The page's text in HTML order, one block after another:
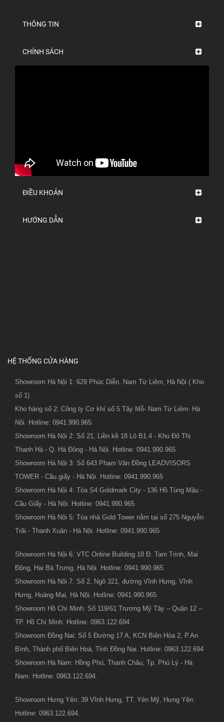
THÔNG TIN
CHÍNH SÁCH
ĐIỀU KHOẢN
HƯỚNG DẪN
HỆ THỐNG CỬA HÀNG
Showroom Hà Nội 1: 629 Phúc Diễn, Nam Từ Liêm, Hà Nội.( Kho
số 1)
Kho hàng số 2: Công ty Cơ khí số 5 Tây Mỗ- Nam Từ Liêm- Hà
Nội. Hotline: 0941.990.965
Showroom Hà Nội 2: Số 21, Liền kề 18 Lô B1.4 - Khu Đô Thị
Thanh Hà - Q. Hà Đông - Hà Nội. Hotline: 0941.990.965
Showroom Hà Nội 3: Số 643 Phạm Văn Đồng LEADVISORS
TOWER - Cầu giấy - Hà Nội. Hotline: 0941.990.965
Showroom Hà Nội 4: Tòa S4 Goldmark City - 136 Hồ Tùng Mậu -
Cầu Giấy - Hà Nội. Hotline: 0941.990.965
Showroom Hà Nội 5: Tòa nhà Gold Tower nằm tại số 275 Nguyễn
Trãi - Thanh Xuân - Hà Nội. Hotline: 0941.990.965
Showroom Hà Nội 6: VTC Online Building 18 Đ. Tam Trinh, Mai
Động, Hai Bà Trưng, Hà Nội. Hotline: 0941.990.965
Showroom Hà Nội 7: Số 2, Ngõ 321, đường Vĩnh Hưng, Vĩnh
Hưng, Hoàng Mai, Hà Nội. Hotline: 0941.990.965
Showroom Hồ Chí Minh: Số 119/61 Trương Mỹ Tây – Quận 12 –
TP. Hồ Chí Minh. Hotline: 0963.122.694
Showroom Đồng Nai: Số 5 Đường 17 A, KCN Biên Hòa 2, P.An
Bình, Thành phố Biên Hoà, Tỉnh Đồng Nai. Hotline: 0963.122.694
Showroom Hà Nam: Hồng Phú, Thanh Châu, Tp. Phủ Lý - Hà
Nam: Hotline: 0963.122.694.
Showroom Hưng Yên: 39 Vĩnh Hưng, TT. Yên Mỹ, Hưng Yên:
Hotline: 0963.122.694.